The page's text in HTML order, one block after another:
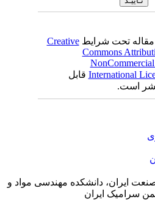
مقاله تحت شرایطCreative
Commons
Internationalقابل
است.
ایران، دانشکده مهندسی مواد و
سرامیک ایران